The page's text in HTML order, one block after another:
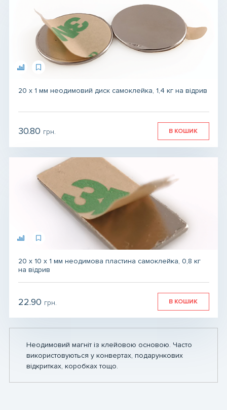
20 х 1 мм неодимовий диск самоклейка, 1,4 кг на відрив
грн.
30.80 грн. В КОШИК
20 x 10 x 1 мм неодимова пластина самоклейка, 0,8 кг
на відрив
грн.
22.90 грн. В КОШИК
Неодимовий магніт із клейовою основою. Часто
використовуються у конвертах, подарункових
відкритках, коробках тощо.